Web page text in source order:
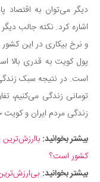
بیماری و درمان
کودک و مادر
ورزش و تندرستی
روانشناسی
مراکز پزشکی و
فرهنگ و هنر
سینما و تئاتر
تلویزیون
موسیقی
دیگر می‌توان به اقتصاد
اشاره کرد. نکته جالب
و نرخ بیکاری در این
تومانی زندگی می‌کنیم،
زندگی مردم ایران و
بیشتر بخوانید:
کشور است؟
بیشتر بخوانید: